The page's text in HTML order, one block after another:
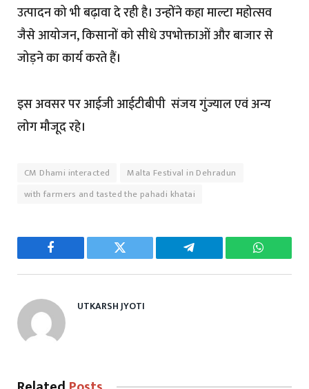
उत्पादन को भी बढ़ावा दे रही है। उन्होंने कहा माल्टा महोत्सव
जैसे आयोजन, किसानों को सीधे उपभोक्ताओं और बाजार से
जोड़ने का कार्य करते हैं।
इस अवसर पर आईजी आईटीबीपी संजय गुंज्याल एवं अन्य
लोग मौजूद रहे।
CM Dhami interacted
Malta Festival in Dehradun
with farmers and tasted the pahadi khatai
Facebook Twitter Telegram
UTKARSH JYOTI